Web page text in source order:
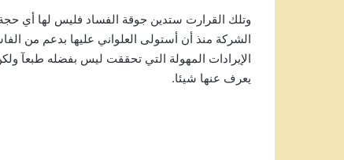
وتلك القرارت ستدين جوقة الفساد فليس لها أي
الشركة منذ أن أستولى العلواني عليها بدعم من
الإيرادات المهولة التي تحققت ليس بفضله طبعآ
يعرف عنها شيئا.